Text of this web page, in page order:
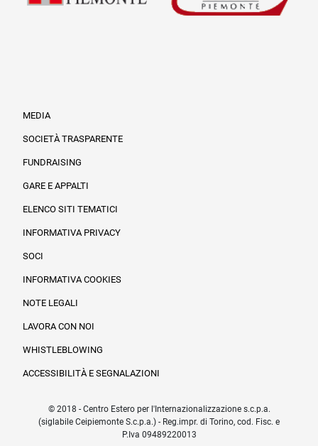
MEDIA
SOCIETÀ TRASPARENTE
FUNDRAISING
GARE E APPALTI
ELENCO SITI TEMATICI
INFORMATIVA PRIVACY
SOCI
INFORMATIVA COOKIES
NOTE LEGALI
LAVORA CON NOI
WHISTLEBLOWING
ACCESSIBILITÀ E SEGNALAZIONI
© 2018 - Centro Estero per l'Internazionalizzazione s.c.p.a.
(siglabile Ceipiemonte S.c.p.a.) - Reg.impr. di Torino, cod. Fisc. e
P.Iva 09489220013